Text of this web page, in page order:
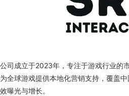
公司成立于2023年，专注于游戏行业的
为全球游戏提供本地化营销支持，覆盖
效曝光与增长。